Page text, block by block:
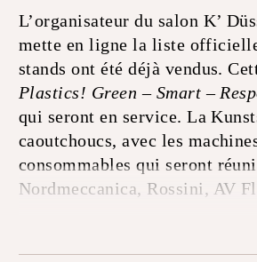
L’organisateur du salon K’
mette en ligne la liste officielle
stands ont été déjà vendus.
Plastics! Green – Smart –
qui seront en service. La
caoutchoucs, avec les
consommables qui seront
Nordmeccanica, Rossini, AV